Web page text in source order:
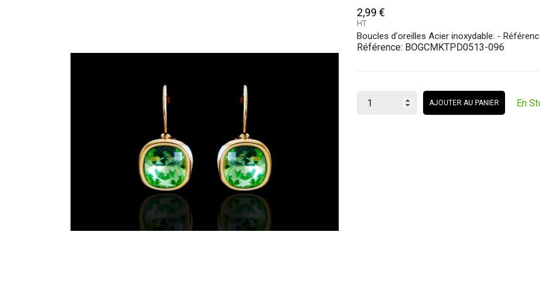
2,99 €
HT
Boucles d'oreilles Acier inoxydable: -
Référence: BOGCMKTPD0513-096
AJOUTER AU PANIER En